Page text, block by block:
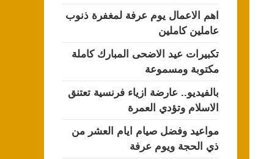
اهم الاعمال يوم عرفة لمغفرة ذنوب
عاملين كاملين
تكبيرات عيد الاضحى المبارك كاملة
مكتوبة ومسموعة
بالفيديو.. عارضة ازياء فرنسية تعتنق
الاسلام وتؤدي العمرة
مواعيد وفضل صيام ايام العشر من
ذي الحجة ويوم عرفة